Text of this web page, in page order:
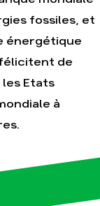
– Énergie
fossiles, et
énergétique
félicitent de
Etats
à